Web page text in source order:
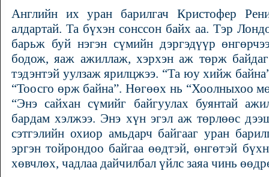
Английн их уран барилгач Кристофер
алдартай. Та бүхэн сонссон байх аа. Тэр
барьж буй нэгэн сүмийн дэргэдүүр
бодож, яаж ажиллаж, хэрхэн аж төрж
тэдэнтэй уулзаж ярилцжээ. “Та юу хийж
“Тоосго өрж байна”. Нөгөөх нь “Хоолныхоо
“Энэ сайхан сүмийг байгуулах буянтай
бардам хэлжээ. Энэ хүн эгэл аж төрлөөс
сэтгэлийн охиор амьдарч байгааг уран
эргэн тойрондоо байгаа өөдтэй, өнгөтэй
хөвчлөх, чадлаа дайчилбал үйлс заяа чинь